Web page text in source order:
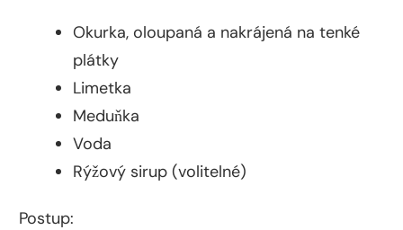
Okurka, oloupaná a nakrájená na tenké
plátky
Limetka
Meduňka
Voda
Rýžový sirup (volitelné)
Postup: